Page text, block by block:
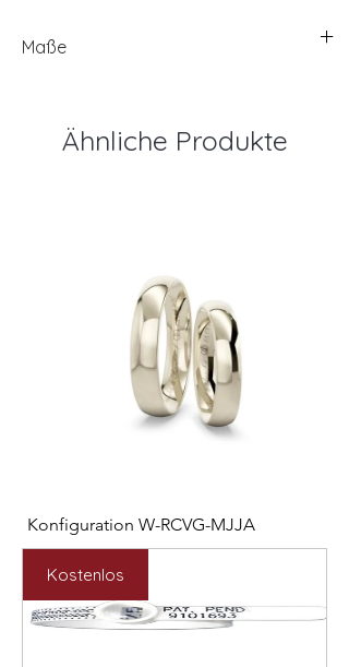
Maße
Ähnliche Produkte
Konfiguration W-RCVG-MJJA
Preis
2.531,00 €
Preis
Kostenlos